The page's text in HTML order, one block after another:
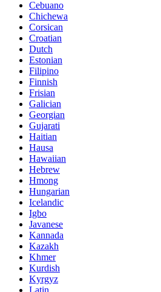
Cebuano
Chichewa
Corsican
Croatian
Dutch
Estonian
Filipino
Finnish
Frisian
Galician
Georgian
Gujarati
Haitian
Hausa
Hawaiian
Hebrew
Hmong
Hungarian
Icelandic
Igbo
Javanese
Kannada
Kazakh
Khmer
Kurdish
Kyrgyz